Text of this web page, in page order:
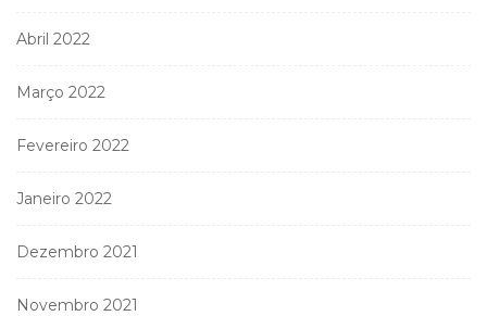
Abril 2022
Março 2022
Fevereiro 2022
Janeiro 2022
Dezembro 2021
Novembro 2021